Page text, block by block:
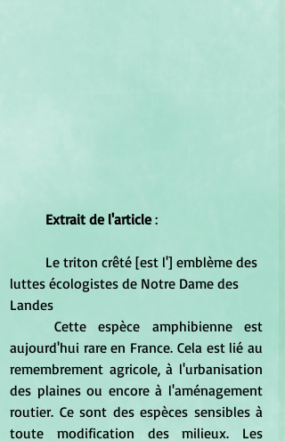
Extrait de l'article :
luttes écologistes de Notre Dame des
Landes
aujourd'hui rare en France. Cela est lié au
remembrement agricole, à l'urbanisation
des plaines ou encore à l'aménagement
routier. Ce sont des espèces sensibles à
toute modification des milieux. Les